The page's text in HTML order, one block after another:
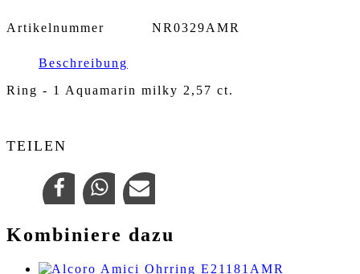
Artikelnummer NR0329AMR
Beschreibung
Ring - 1 Aquamarin milky 2,57 ct.
TEILEN
Kombiniere dazu